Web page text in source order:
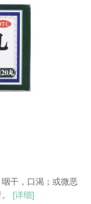
干，口渴；或微恶
[详细]